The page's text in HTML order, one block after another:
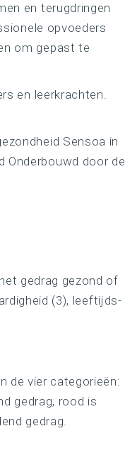
en terugdringen
opvoeders
om gepast te
en leerkrachten.
Sensoa in
Onderbouwd door de
gedrag gezond of
(3), leeftijds-
de vier categorieën:
gedrag, rood is
gedrag.